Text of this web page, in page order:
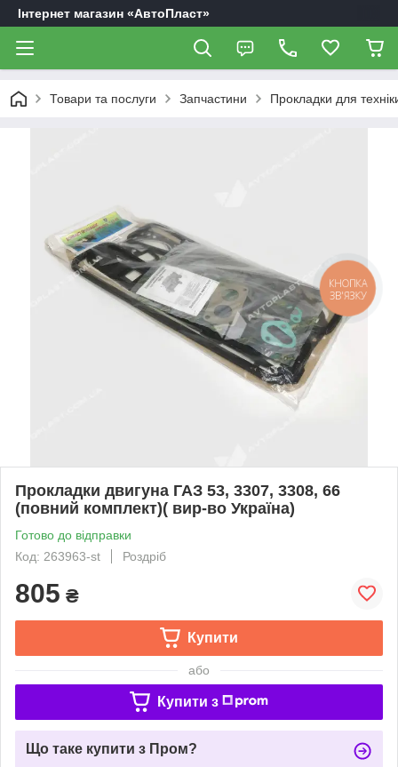
Інтернет магазин «АвтоПласт»
Товари та послуги Запчастини Прокладки для
Прокладки двигуна ГАЗ 53, 3307, 3308, 66
(повний комплект)( вир-во Україна)
Готово до відправки
Код: 263963-st
Роздріб
805 ₴
Купити
або
Купити з
Що таке купити з Пром?
КНОПКА
ЗВ'ЯЗКУ